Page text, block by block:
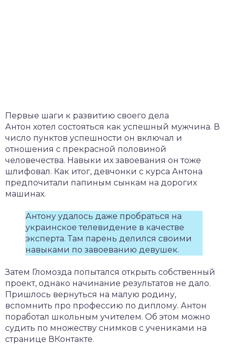
Первые шаги к развитию своего дела
Антон хотел состояться как успешный мужчина. В
число пунктов успешности он включал и
отношения с прекрасной половиной
человечества. Навыки их завоевания он тоже
шлифовал. Как итог, девчонки с курса Антона
предпочитали папиным сынкам на дорогих
машинах.
Антону удалось даже пробраться на
украинское телевидение в качестве
эксперта. Там парень делился своими
навыками по завоеванию девушек.
Затем Гломозда попытался открыть собственный
проект, однако начинание результатов не дало.
Пришлось вернуться на малую родину,
вспомнить про профессию по диплому. Антон
поработал школьным учителем. Об этом можно
судить по множеству снимков с учениками на
странице ВКонтакте.